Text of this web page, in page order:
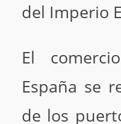
del Imperio
El
España se
de los